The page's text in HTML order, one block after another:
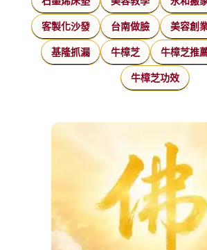
客製化沙發 台南做臉 美容創
基隆抓漏 牛樟芝 牛樟芝推
牛樟芝功效